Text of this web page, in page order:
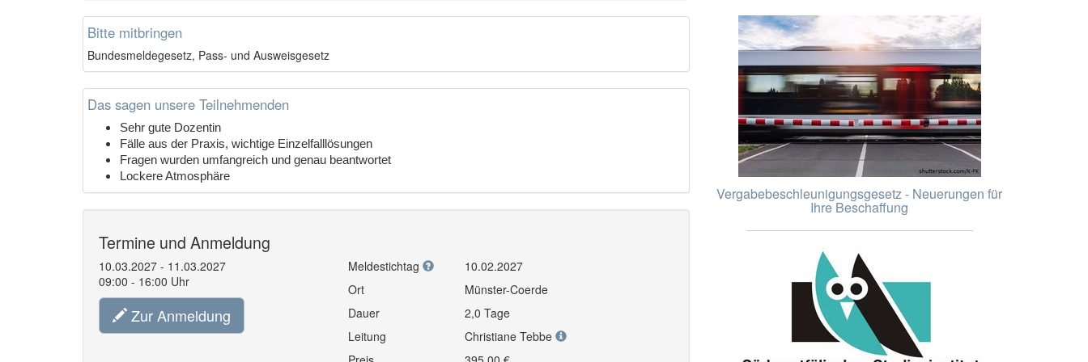
Bitte mitbringen
Bundesmeldegesetz, Pass- und Ausweisgesetz
Das sagen unsere Teilnehmenden
Sehr gute Dozentin
Fälle aus der Praxis, wichtige Einzelfalllösungen
Fragen wurden umfangreich und genau beantwortet
Lockere Atmosphäre
Termine und Anmeldung
10.03.2027 - 11.03.2027
09:00 - 16:00 Uhr
Zur Anmeldung
Meldestichtag
10.02.2027
Ort
Münster-Coerde
Dauer
2,0 Tage
Leitung
Christiane Tebbe
Vergabebeschleunigungsgesetz - Neuerungen für
Ihre Beschaffung